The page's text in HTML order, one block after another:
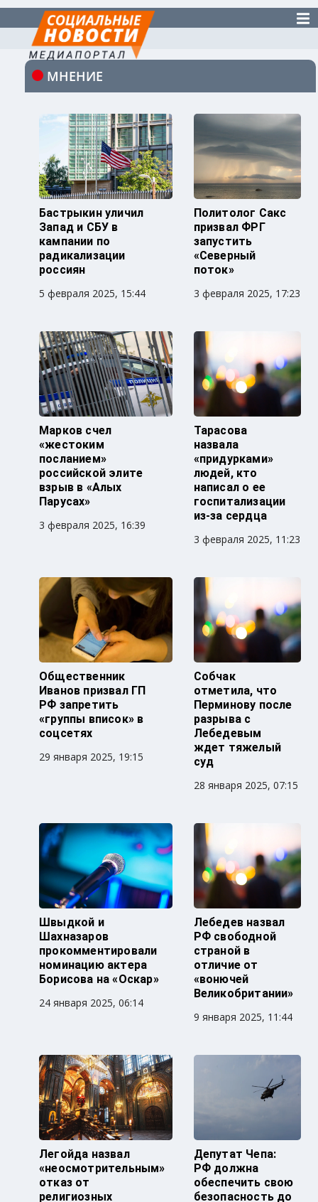
МНЕНИЕ
Бастрыкин уличил
Запад и СБУ в
кампании по
радикализации
россиян
5 февраля 2025, 15:44
Политолог Сакс
призвал ФРГ
запустить
«Северный
поток»
3 февраля 2025, 17:23
Марков счел
«жестоким
посланием»
российской элите
взрыв в «Алых
Парусах»
3 февраля 2025, 16:39
Тарасова
назвала
«придурками»
людей, кто
написал о ее
госпитализации
из-за сердца
3 февраля 2025, 11:23
Общественник
Иванов призвал ГП
РФ запретить
«группы вписок» в
соцсетях
29 января 2025, 19:15
Собчак
отметила, что
Перминову после
разрыва с
Лебедевым
ждет тяжелый
суд
28 января 2025, 07:15
Швыдкой и
Шахназаров
прокомментировали
номинацию актера
Борисова на «Оскар»
24 января 2025, 06:14
Лебедев назвал
РФ свободной
страной в
отличие от
«вонючей
Великобритании»
9 января 2025, 11:44
Легойда назвал
«неосмотрительным»
отказ от
религиозных
Депутат Чепа:
РФ должна
обеспечить свою
безопасность до